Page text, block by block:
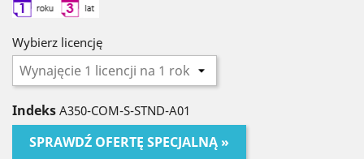
Wybierz licencję
Indeks A350-COM-S-STND-A01
SPRAWDŹ OFERTĘ SPECJALNĄ »